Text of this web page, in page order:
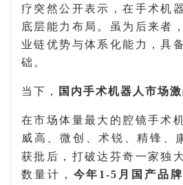
疗突然公开表示，在手术机
底层能力布局。虽为后来者
业链优势与体系化能力，具
础。
当下， 国内手术机器人市场
在市场体量最大的腔镜手术
威高、微创、术锐、精锋、
获批后，打破达芬奇一家独
数量计， 今年 1-5 月国产品